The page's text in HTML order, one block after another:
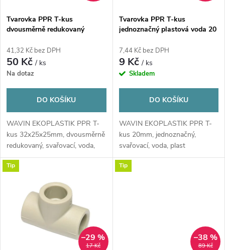
p
r
o
u
k
t
s
p
r
o
d
u
k
Tvarovka PPR T-kus
dvousměrně redukovaný
Ekoplastik
41,32 Kč bez DPH
50 Kč/ ks
Na dotaz
DO KOŠÍKU
WAVIN EKOPLASTIK PPR T-
kus 32x25x25mm, dvousměrně
redukovaný, svařovací, voda,
plast
Tvarovka PPR T-kus
jednoznačný plastová voda 20
7,44 Kč bez DPH
9 Kč/ ks
Skladem
DO KOŠÍKU
WAVIN EKOPLASTIK PPR T-
kus 20mm, jednoznačný,
svařovací, voda, plast
Tip
17 Kč
–29 %
Tip
89 Kč
–38 %